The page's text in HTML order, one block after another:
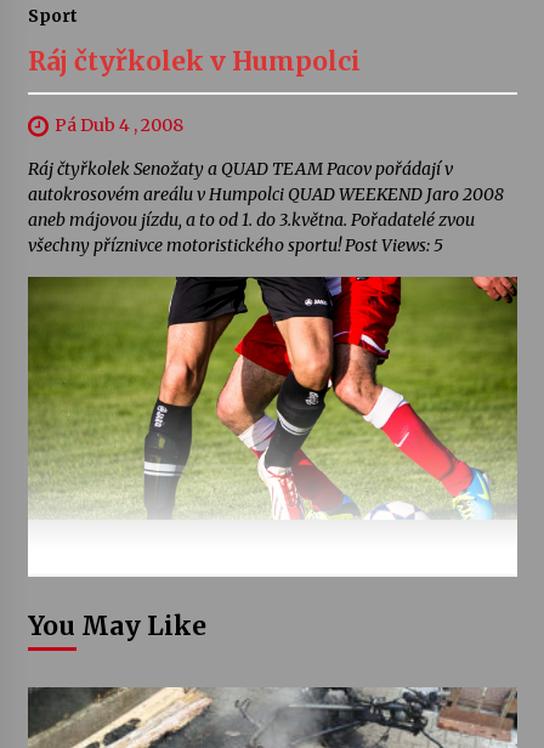
Sport
Ráj čtyřkolek v Humpolci
Pá Dub 4 , 2008
Ráj čtyřkolek Senožaty a QUAD TEAM Pacov pořádají v
autokrosovém areálu v Humpolci QUAD WEEKEND Jaro 2008
aneb májovou jízdu, a to od 1. do 3.května. Pořadatelé zvou
všechny příznivce motoristického sportu! Post Views: 5
You May Like